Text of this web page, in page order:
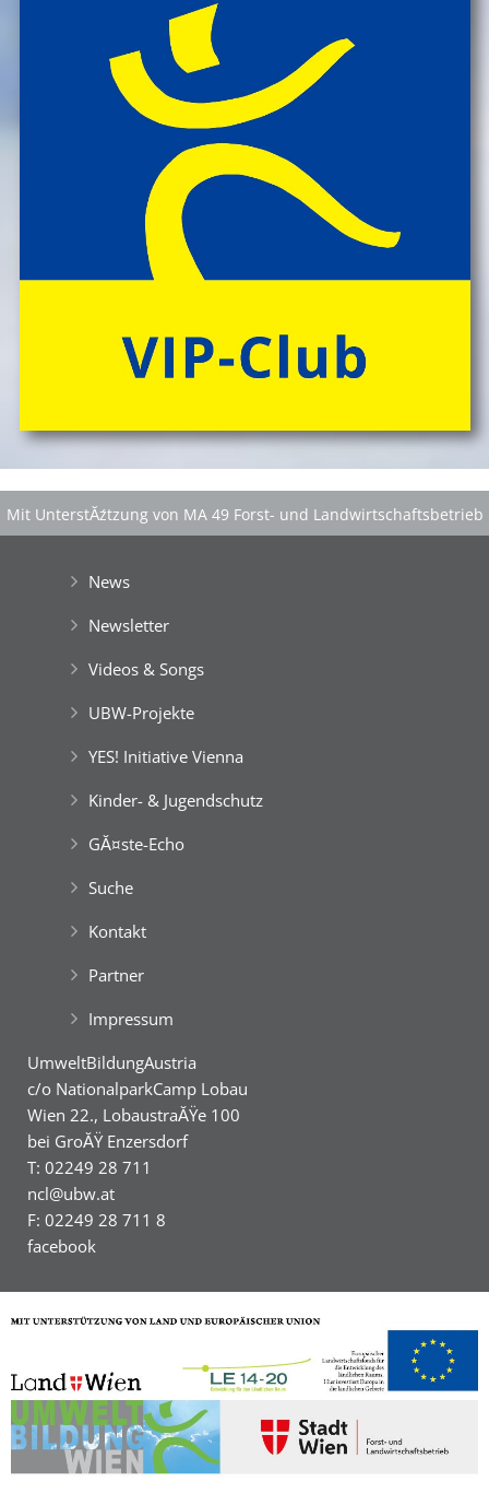
Mit UnterstĂźtzung von MA 49 Forst- und Landwirtschaftsbetrieb
News
Newsletter
Videos & Songs
UBW-Projekte
YES! Initiative Vienna
Kinder- & Jugendschutz
GĂ¤ste-Echo
Suche
Kontakt
Partner
Impressum
UmweltBildungAustria
c/o NationalparkCamp Lobau
Wien 22., LobaustraĂŸe 100
bei GroĂŸ Enzersdorf
T: 02249 28 711
ncl@ubw.at
F: 02249 28 711 8
facebook